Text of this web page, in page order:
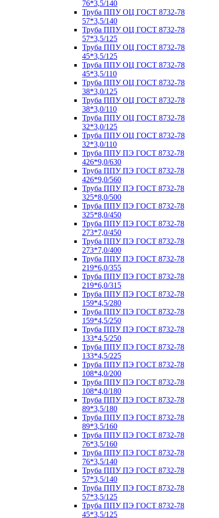
76*3,5/140
Труба ППУ ОЦ ГОСТ 8732-78
57*3,5/140
Труба ППУ ОЦ ГОСТ 8732-78
57*3,5/125
Труба ППУ ОЦ ГОСТ 8732-78
45*3,5/125
Труба ППУ ОЦ ГОСТ 8732-78
45*3,5/110
Труба ППУ ОЦ ГОСТ 8732-78
38*3,0/125
Труба ППУ ОЦ ГОСТ 8732-78
38*3,0/110
Труба ППУ ОЦ ГОСТ 8732-78
32*3,0/125
Труба ППУ ОЦ ГОСТ 8732-78
32*3,0/110
Труба ППУ ПЭ ГОСТ 8732-78
426*9,0/630
Труба ППУ ПЭ ГОСТ 8732-78
426*9,0/560
Труба ППУ ПЭ ГОСТ 8732-78
325*8,0/500
Труба ППУ ПЭ ГОСТ 8732-78
325*8,0/450
Труба ППУ ПЭ ГОСТ 8732-78
273*7,0/450
Труба ППУ ПЭ ГОСТ 8732-78
273*7,0/400
Труба ППУ ПЭ ГОСТ 8732-78
219*6,0/355
Труба ППУ ПЭ ГОСТ 8732-78
219*6,0/315
Труба ППУ ПЭ ГОСТ 8732-78
159*4,5/280
Труба ППУ ПЭ ГОСТ 8732-78
159*4,5/250
Труба ППУ ПЭ ГОСТ 8732-78
133*4,5/250
Труба ППУ ПЭ ГОСТ 8732-78
133*4,5/225
Труба ППУ ПЭ ГОСТ 8732-78
108*4,0/200
Труба ППУ ПЭ ГОСТ 8732-78
108*4,0/180
Труба ППУ ПЭ ГОСТ 8732-78
89*3,5/180
Труба ППУ ПЭ ГОСТ 8732-78
89*3,5/160
Труба ППУ ПЭ ГОСТ 8732-78
76*3,5/160
Труба ППУ ПЭ ГОСТ 8732-78
76*3,5/140
Труба ППУ ПЭ ГОСТ 8732-78
57*3,5/140
Труба ППУ ПЭ ГОСТ 8732-78
57*3,5/125
Труба ППУ ПЭ ГОСТ 8732-78
45*3,5/125